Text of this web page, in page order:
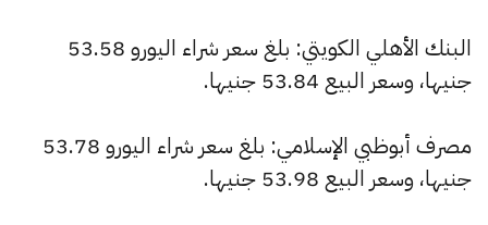
البنك الأهلي الكويتي: بلغ سعر شراء اليورو 53.58
جنيها، وسعر البيع 53.84 جنيها.
مصرف أبوظبي الإسلامي: بلغ سعر شراء اليورو 53.78
جنيها، وسعر البيع 53.98 جنيها.